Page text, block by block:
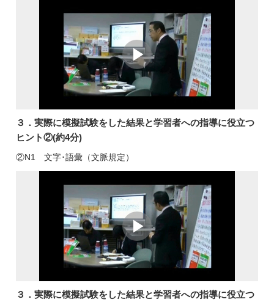
３．実際に模擬試験をした結果と学習者への指導に役立つ
ヒント②(約4分)
②N1 文字･語彙（文脈規定）
３．実際に模擬試験をした結果と学習者への指導に役立つ